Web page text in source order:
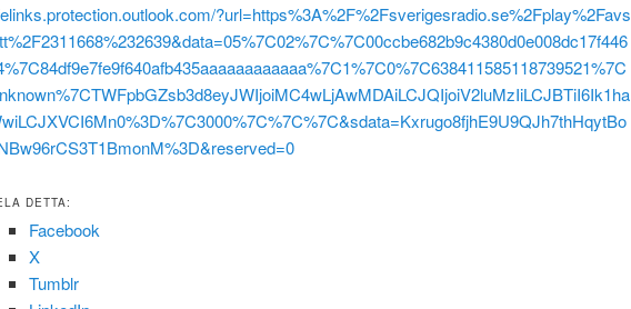
?url=https%3A%2F%2Fsverigesradio.se%2Fplay%2Favs
DETTA:
Facebook
X
Tumblr